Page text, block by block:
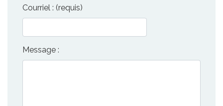
Courriel : (requis)
Message :